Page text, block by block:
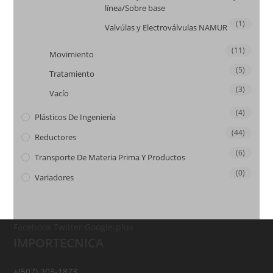
línea/Sobre base
Valvúlas y Electroválvulas NAMUR (1)
Movimiento (11)
Tratamiento (5)
Vacío (3)
Plásticos De Ingeniería (4)
Reductores (44)
Transporte De Materia Prima Y Productos (6)
Variadores (0)